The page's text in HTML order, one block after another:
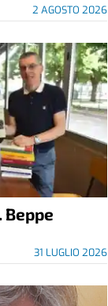
2 AGOSTO 2026
31 LUGLIO 2026